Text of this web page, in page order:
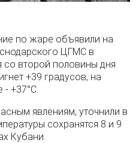
по жаре объявили на
ЦГМС в
со второй половины дня
+39 градусов, на
+37°­С.
явлениям, уточнили в
сохранятся 8 и 9
Кубани.